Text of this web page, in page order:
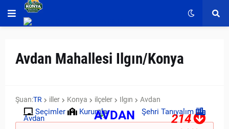
Avdan Mahallesi Ilgın/Konya
Şuan:TR iller Konya ilçeler Ilgın Avdan
Seçimler Kurumlar
Avdan 214
Şehri Tanıyalım
AVDAN